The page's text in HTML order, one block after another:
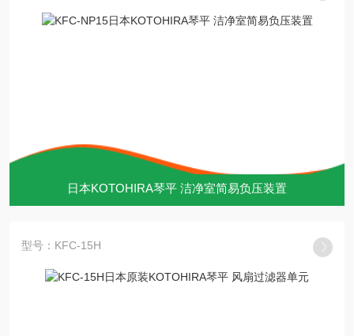
日本KOTOHIRA琴平 洁净室简易负压装置
型号：KFC-15H